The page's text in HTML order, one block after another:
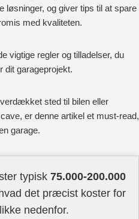
løsninger, og giver tips til at spare
med kvaliteten.
vigtige regler og tilladelser, du
dit garageprojekt.
sted til bilen eller
er denne artikel et must-read,
garage.
typisk 75.000-200.000
det præcist koster for
nedenfor.